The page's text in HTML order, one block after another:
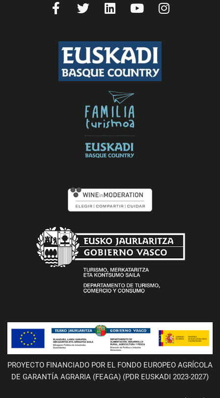
f
PROYECTO FINANCIADO POR EL FONDO EUROPEO AGRÍCOLA
DE GARANTÍA AGRARIA (FEAGA) (PDR EUSKADI 2023-2027)